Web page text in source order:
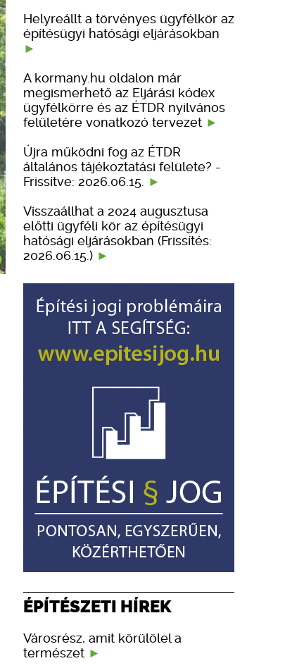
Helyreállt a törvényes ügyfélkör az
építésügyi hatósági eljárásokban
A kormany.hu oldalon már
megismerhető az Eljárási kódex
ügyfélkörre és az ÉTDR nyilvános
felületére vonatkozó tervezet
Újra működni fog az ÉTDR
általános tájékoztatási felülete? -
Frissítve: 2026.06.15.
Visszaállhat a 2024 augusztusa
előtti ügyféli kör az építésügyi
hatósági eljárásokban (Frissítés:
2026.06.15.)
ÉPÍTÉSZETI HÍREK
Városrész, amit körülölel a
természet